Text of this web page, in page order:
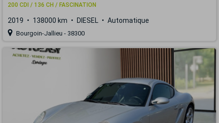
200 CDI / 136 CH / FASCINATION
2019 138000 km DIESEL Automatique
Bourgoin-Jallieu - 38300